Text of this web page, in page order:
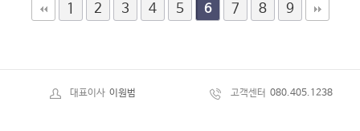
1 2 3 4 5 6 7 8 9
대표이사 이원범 고객센터 080.405.1238